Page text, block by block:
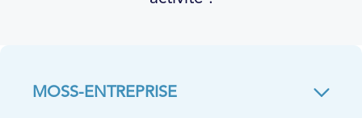
MOSS-ENTREPRISE